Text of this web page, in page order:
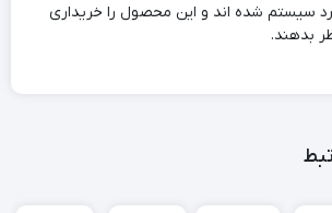
سیستم شده اند و این محصول را خریداری
بدهند.